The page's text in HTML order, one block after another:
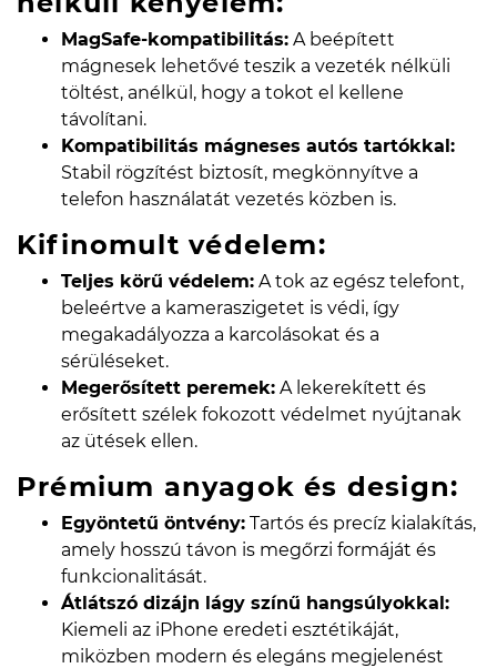
MagSafe-kompatibilitás: A beépített
mágnesek lehetővé teszik a vezeték nélküli
töltést, anélkül, hogy a tokot el kellene
távolítani.
Kompatibilitás mágneses autós tartókkal:
Stabil rögzítést biztosít, megkönnyítve a
telefon használatát vezetés közben is.
Kifinomult védelem:
Teljes körű védelem: A tok az egész telefont,
beleértve a kameraszigetet is védi, így
megakadályozza a karcolásokat és a
sérüléseket.
Megerősített peremek: A lekerekített és
erősített szélek fokozott védelmet nyújtanak
az ütések ellen.
Prémium anyagok és design:
Egyöntetű öntvény: Tartós és precíz kialakítás,
amely hosszú távon is megőrzi formáját és
funkcionalitását.
Átlátszó dizájn lágy színű hangsúlyokkal:
Kiemeli az iPhone eredeti esztétikáját,
miközben modern és elegáns megjelenést